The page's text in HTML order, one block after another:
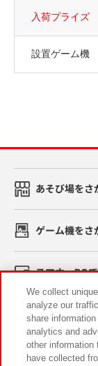
入荷プライズ
設置ゲーム機
あそび場をさ
ゲーム機をさ
スマホ・PC
イベント・キ
We collect
analyze our
share
analytics and
other
have collected